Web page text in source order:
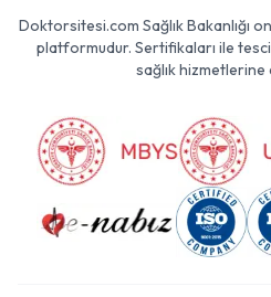
Doktorsitesi.com Sağlık Bakanlığı
platformudur. Sertifikaları ile
sağlık hizmetlerine